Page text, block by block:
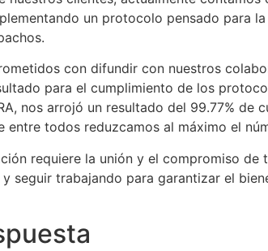
un protocolo pensado para
con difundir con nuestros
para el cumplimiento de los
nos arrojó un resultado del 99.77%
entre todos reduzcamos al máximo el
requiere la unión y el compromiso
seguir trabajando para garantizar el